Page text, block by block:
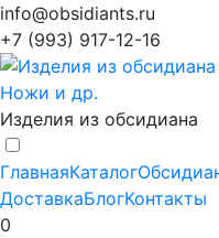
info@obsidiants.ru
+7 (993) 917-12-16
Изделия из обсидиана
ГлавнаяКаталог
ДоставкаБлогКонтакты
0